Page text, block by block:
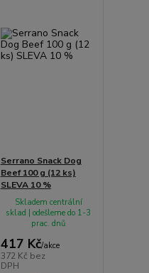
Serrano Snack Dog
Beef 100 g (12 ks)
SLEVA 10 %
417 Kč/akce
372 Kč bez
DPH
Skladem centrální
sklad | odešleme do 1-3
prac. dnů